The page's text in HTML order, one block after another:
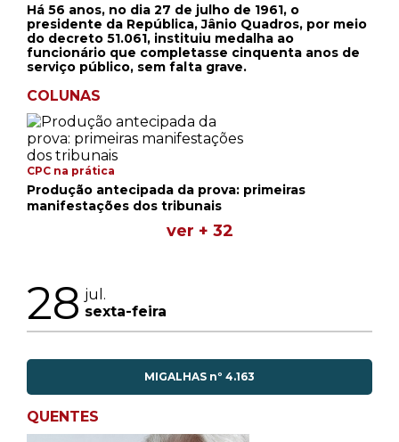
Há 56 anos, no dia 27 de julho de 1961, o
presidente da República, Jânio Quadros, por meio
do decreto 51.061, instituiu medalha ao
funcionário que completasse cinquenta anos de
serviço público, sem falta grave.
COLUNAS
CPC na prática
Produção antecipada da prova: primeiras
manifestações dos tribunais
ver + 32
28 jul.
sexta-feira
MIGALHAS nº 4.163
QUENTES